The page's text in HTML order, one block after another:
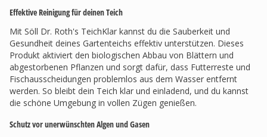
Effektive Reinigung für deinen Teich
Mit Söll Dr. Roth's TeichKlar kannst du die Sauberkeit und
Gesundheit deines Gartenteichs effektiv unterstützen. Dieses
Produkt aktiviert den biologischen Abbau von Blättern und
abgestorbenen Pflanzen und sorgt dafür, dass Futterreste und
Fischausscheidungen problemlos aus dem Wasser entfernt
werden. So bleibt dein Teich klar und einladend, und du kannst
die schöne Umgebung in vollen Zügen genießen.
Schutz vor unerwünschten Algen und Gasen